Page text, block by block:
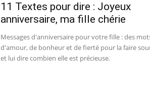
11 Textes pour dire : Joyeux
anniversaire, ma fille chérie
Messages d'anniversaire pour votre fille : des
d'amour, de bonheur et de fierté pour la faire
et lui dire combien elle est précieuse.